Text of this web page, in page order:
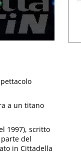
a un titano
1997), scritto
del
in Cittadella